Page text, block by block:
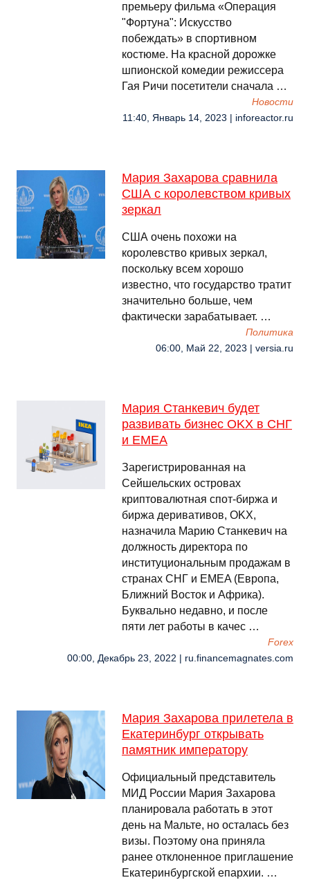
премьеру фильма «Операция
"Фортуна": Искусство
побеждать» в спортивном
костюме. На красной дорожке
шпионской комедии режиссера
Гая Ричи посетители сначала …
Новости
11:40, Январь 14, 2023 | inforeactor.ru
Мария Захарова сравнила
США с королевством кривых
зеркал
США очень похожи на
королевство кривых зеркал,
поскольку всем хорошо
известно, что государство тратит
значительно больше, чем
фактически зарабатывает. …
Политика
06:00, Май 22, 2023 | versia.ru
Мария Станкевич будет
развивать бизнес OKX в СНГ
и EMEA
Зарегистрированная на
Сейшельских островах
криптовалютная спот-биржа и
биржа деривативов, OKX,
назначила Марию Станкевич на
должность директора по
институциональным продажам в
странах СНГ и EMEA (Европа,
Ближний Восток и Африка).
Буквально недавно, и после
пяти лет работы в качес …
Forex
00:00, Декабрь 23, 2022 | ru.financemagnates.com
Мария Захарова прилетела в
Екатеринбург открывать
памятник императору
Официальный представитель
МИД России Мария Захарова
планировала работать в этот
день на Мальте, но осталась без
визы. Поэтому она приняла
ранее отклоненное приглашение
Екатеринбургской епархии. …